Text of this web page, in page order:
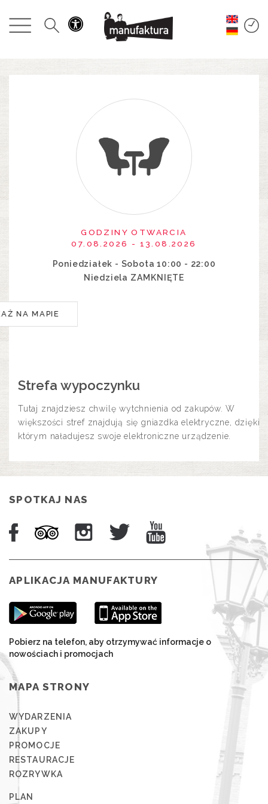
WYDARZENIA
ROZRYWKA
RESTAURACJE
GODZINY OTWARCIA
07.08.2026 - 13.08.2026
Poniedziałek - Sobota 10:00 - 22:00
Niedziela ZAMKNIĘTE
NA MAPIE
Strefa wypoczynku
Tutaj znajdziesz chwilę wytchnienia od zakupów. W
większości stref znajdują się gniazdka elektryczne, dzięki
którym naładujesz swoje elektroniczne urządzenie.
SPOTKAJ NAS
APLIKACJA MANUFAKTURY
Pobierz na telefon, aby otrzymywać informacje o
nowościach i promocjach
MAPA STRONY
WYDARZENIA
ZAKUPY
PROMOCJE
RESTAURACJE
ROZRYWKA
PLAN